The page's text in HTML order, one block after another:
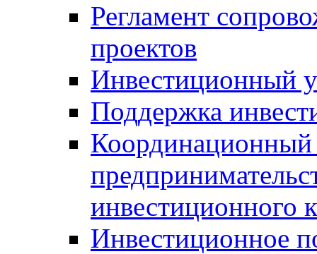
Регламент
проектов
Инвестиционный
Поддержка
Координационный
инвестиционного
Инвестиционное